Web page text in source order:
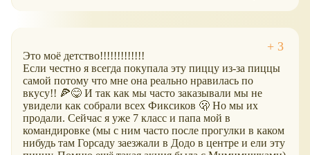
Это моё детство!!!!!!!!!!!!!
Если честно я всегда покупала эту пиццу из-за пиццы
самой потому что мне она реально нравилась по
вкусу!! 🍕😋 И так как мы часто заказывали мы не
увидели как собрали всех Фиксиков 🫢 Но мы их
продали. Сейчас я уже 7 класс и папа мой в
командировке (мы с ним часто после прогулки в каком
нибудь там Горсаду заезжали в Додо в центре и ели эту